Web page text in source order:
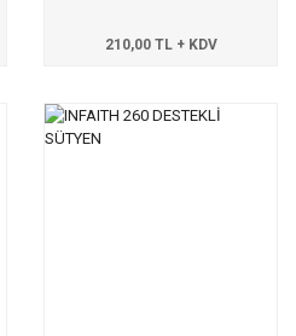
210,00 TL + KDV